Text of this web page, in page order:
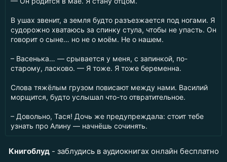
В ушах звенит, а земля будто разъезжается под ногами. Я
судорожно хватаюсь за спинку стула, чтобы не упасть. Он
говорит о сыне… но не о моём. Не о нашем.
– Васенька… — срывается у меня, с запинкой, по-
старому, ласково. — Я тоже. Я тоже беременна.
Слова тяжёлым грузом повисают между нами. Василий
морщится, будто услышал что-то отвратительное.
– Довольно, Тася! Дочь же предупреждала: стоит тебе
узнать про Алину — начнёшь сочинять.
Книгоблуд- заблудись в аудиокнигах онлайн бесплатно